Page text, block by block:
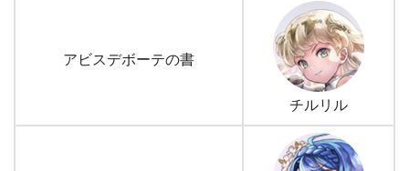
アビスデボーテの書
チルリル